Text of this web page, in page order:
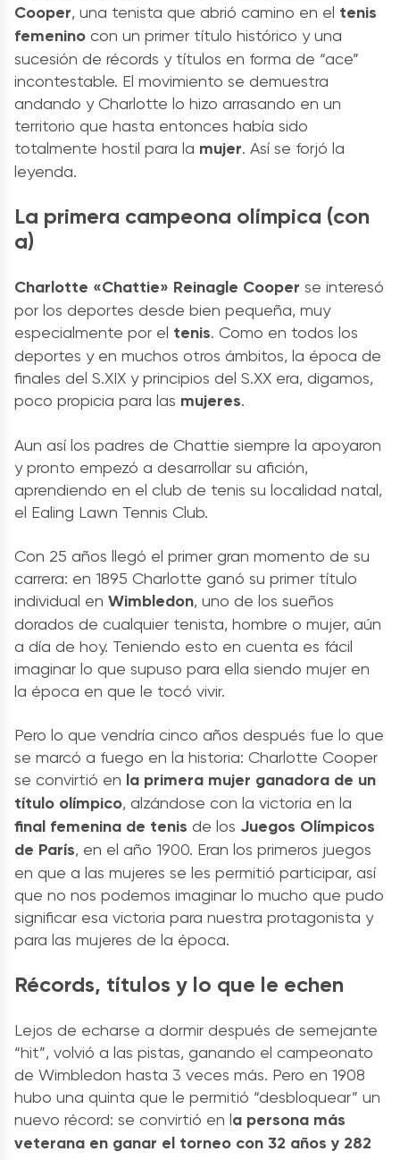
Cooper, una tenista que abrió camino en el tenis
femenino con un primer título histórico y una
sucesión de récords y títulos en forma de “ace”
incontestable. El movimiento se demuestra
andando y Charlotte lo hizo arrasando en un
territorio que hasta entonces había sido
totalmente hostil para la mujer. Así se forjó la
leyenda.
La primera campeona olímpica (con
a)
Charlotte «Chattie» Reinagle Cooper se interesó
por los deportes desde bien pequeña, muy
especialmente por el tenis. Como en todos los
deportes y en muchos otros ámbitos, la época de
finales del S.XIX y principios del S.XX era, digamos,
poco propicia para las mujeres.
Aun así los padres de Chattie siempre la apoyaron
y pronto empezó a desarrollar su afición,
aprendiendo en el club de tenis su localidad natal,
el Ealing Lawn Tennis Club.
Con 25 años llegó el primer gran momento de su
carrera: en 1895 Charlotte ganó su primer título
individual en Wimbledon, uno de los sueños
dorados de cualquier tenista, hombre o mujer, aún
a día de hoy. Teniendo esto en cuenta es fácil
imaginar lo que supuso para ella siendo mujer en
la época en que le tocó vivir.
Pero lo que vendría cinco años después fue lo que
se marcó a fuego en la historia: Charlotte Cooper
se convirtió en la primera mujer ganadora de un
título olímpico, alzándose con la victoria en la
final femenina de tenis de los Juegos Olímpicos
de París, en el año 1900. Eran los primeros juegos
en que a las mujeres se les permitió participar, así
que no nos podemos imaginar lo mucho que pudo
significar esa victoria para nuestra protagonista y
para las mujeres de la época.
Récords, títulos y lo que le echen
Lejos de echarse a dormir después de semejante
“hit”, volvió a las pistas, ganando el campeonato
de Wimbledon hasta 3 veces más. Pero en 1908
hubo una quinta que le permitió “desbloquear” un
nuevo récord: se convirtió en la persona más
veterana en ganar el torneo con 32 años y 282